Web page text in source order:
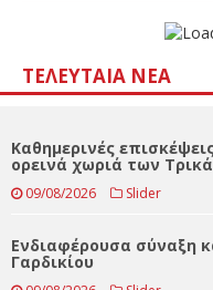
ΤΕΛΕΥΤΑΊΑ ΝΈΑ
Καθημερινές
ορεινά χωριά των